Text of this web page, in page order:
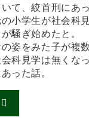
て、絞首刑にあ
小学生が社会科
騒ぎ始めたと。
姿をみた子が複
科見学は無くな
った話。